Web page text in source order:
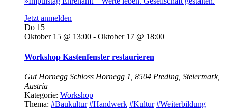
Jetzt anmelden
Do 15
Oktober 15 @ 13:00 - Oktober 17 @ 18:00
Workshop Kastenfenster restaurieren
Gut Hornegg Schloss Hornegg 1, 8504 Preding, Steiermark,
Austria
Kategorie: Workshop
Thema: #Baukultur #Handwerk #Kultur #Weiterbildung